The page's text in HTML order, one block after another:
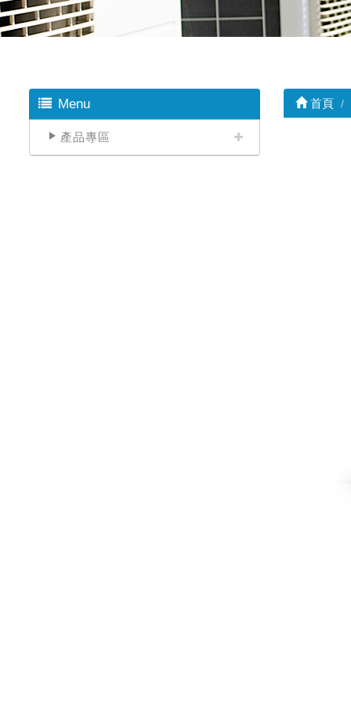
Menu
產品專區
首頁